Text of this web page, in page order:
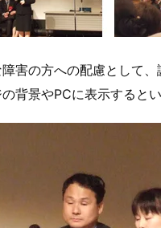
害の方への配慮として
背景やPCに表示すると